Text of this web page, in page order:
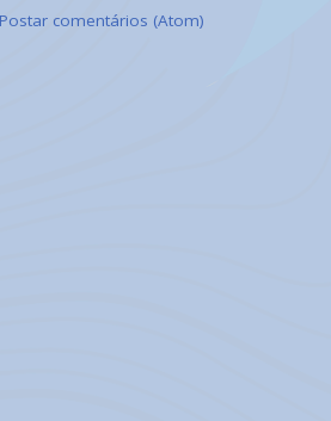
Postar comentários (Atom)